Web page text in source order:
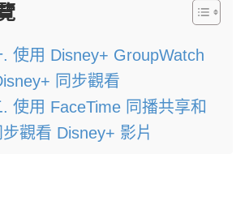
使用 Disney+ GroupWatch
同步觀看
使用 FaceTime 同播共享和
觀看 Disney+ 影片